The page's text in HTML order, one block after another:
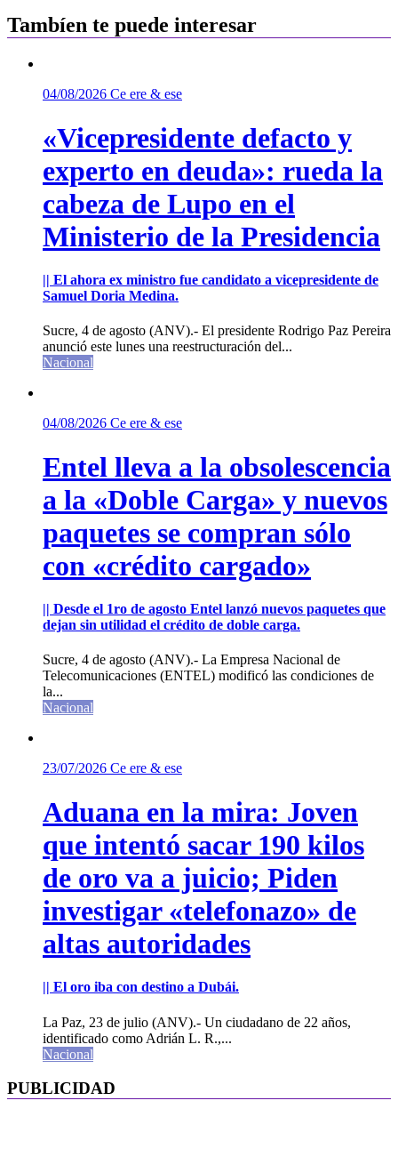
Tambíen te puede interesar
04/08/2026 Ce ere & ese
«Vicepresidente defacto y
experto en deuda»: rueda la
cabeza de Lupo en el
Ministerio de la Presidencia
|| El ahora ex ministro fue candidato a vicepresidente de
Samuel Doria Medina.
Sucre, 4 de agosto (ANV).- El presidente Rodrigo Paz Pereira
anunció este lunes una reestructuración del...
Nacional
04/08/2026 Ce ere & ese
Entel lleva a la obsolescencia
a la «Doble Carga» y nuevos
paquetes se compran sólo
con «crédito cargado»
|| Desde el 1ro de agosto Entel lanzó nuevos paquetes que
dejan sin utilidad el crédito de doble carga.
Sucre, 4 de agosto (ANV).- La Empresa Nacional de
Telecomunicaciones (ENTEL) modificó las condiciones de
la...
Nacional
23/07/2026 Ce ere & ese
Aduana en la mira: Joven
que intentó sacar 190 kilos
de oro va a juicio; Piden
investigar «telefonazo» de
altas autoridades
|| El oro iba con destino a Dubái.
La Paz, 23 de julio (ANV).- Un ciudadano de 22 años,
identificado como Adrián L. R.,...
Nacional
PUBLICIDAD